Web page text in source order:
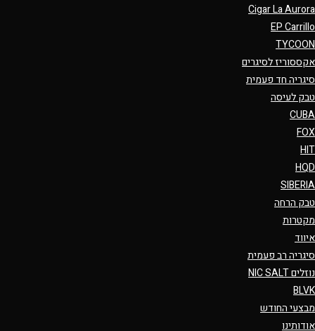
Cigar La Aurora
EP Carrillo
TYCOON
אקססוריז לסיגרים
סיגריה חד פעמית
טבק לעיסה
CUBA
FOX
HIT
HQD
SIBERIA
טבק הרחה
מקטרות
איווד
סיגריה רב פעמית
נוזלים NIC SALT
BLVK
מבצעי החודש
אודותינו